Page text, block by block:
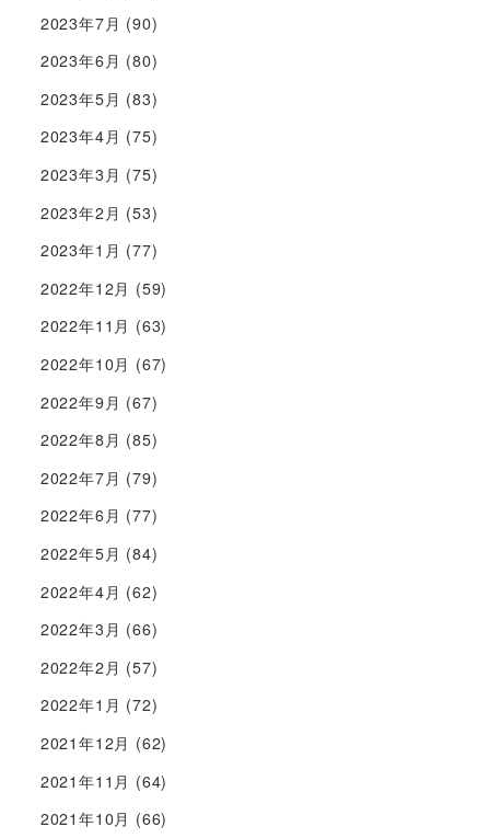
2023年7月 (90)
2023年6月 (80)
2023年5月 (83)
2023年4月 (75)
2023年3月 (75)
2023年2月 (53)
2023年1月 (77)
2022年12月 (59)
2022年11月 (63)
2022年10月 (67)
2022年9月 (67)
2022年8月 (85)
2022年7月 (79)
2022年6月 (77)
2022年5月 (84)
2022年4月 (62)
2022年3月 (66)
2022年2月 (57)
2022年1月 (72)
2021年12月 (62)
2021年11月 (64)
2021年10月 (66)